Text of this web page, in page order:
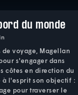
du monde
de voyage, Magellan
s'engager dans
côtes en direction du
à l'esprit son objectif :
pour traverser le